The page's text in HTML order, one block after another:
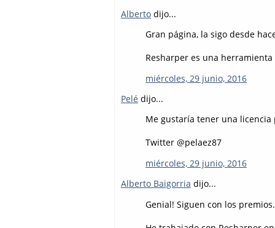
Alberto dijo...
Gran página, la sigo desde
Resharper es una
miércoles, 29 junio, 2016
Pelé dijo...
Me gustaría tener una licencia
Twitter @pelaez87
miércoles, 29 junio, 2016
Alberto Baigorria dijo...
Genial! Siguen con los